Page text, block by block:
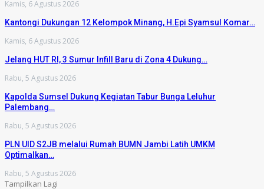
Kamis, 6 Agustus 2026
Kantongi Dukungan 12 Kelompok Minang, H.Epi Syamsul Komar…
Kamis, 6 Agustus 2026
Jelang HUT RI, 3 Sumur Infill Baru di Zona 4 Dukung…
Rabu, 5 Agustus 2026
Kapolda Sumsel Dukung Kegiatan Tabur Bunga Leluhur
Palembang…
Rabu, 5 Agustus 2026
PLN UID S2JB melalui Rumah BUMN Jambi Latih UMKM
Optimalkan…
Rabu, 5 Agustus 2026
Tampilkan Lagi